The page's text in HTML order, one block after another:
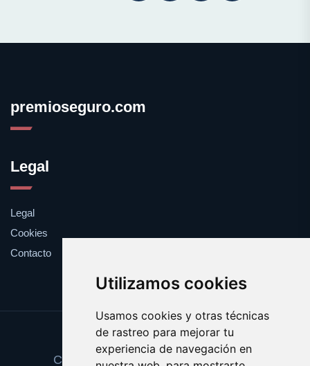
Utilizamos cookies
Usamos cookies y otras técnicas
de rastreo para mejorar tu
experiencia de navegación en
premioseguro.com
Legal
Legal
Cookies
Contacto
Update cookies preferences
Copyright © 2025 premioseguro.com